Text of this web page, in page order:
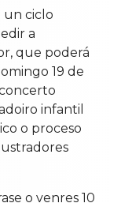
un ciclo
a
que poderá
19 de
infantil
o proceso
o venres 10